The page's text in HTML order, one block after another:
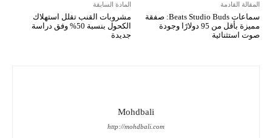
المادة السابقة
مشروبات القنب تقلل استهلاك
الكحول بنسبة 50% وفق دراسة
جديدة
المقالة القادمة
سماعات Beats Studio Buds: صفقة
مميزة بأقل من 95 دولارًا وجودة
صوت استثنائية
Mohdbali
http://mohdbali.com